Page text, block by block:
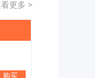
更多 >